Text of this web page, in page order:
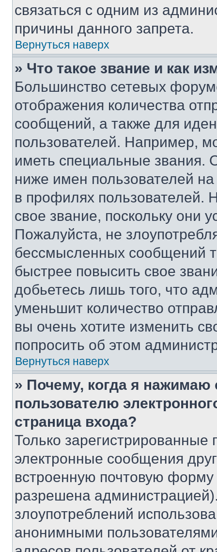
связаться с одним из
причины данного запрета.
Вернуться наверх
» Что такое звание и как
Большинство сетевых
отображения количества
сообщений, а также для
пользователей. Например,
иметь специальные звания.
ниже имен пользователей
в профилях
свое звание, поскольку они
Пожалуйста, не
бессмысленных сообщений
быстрее повысить свое
добьетесь лишь того, что
уменьшит количество
вы очень хотите изменить
попросить об этом
Вернуться наверх
» Почему, когда я нажимаю
пользователю
страница входа?
Только зарегистрированные
электронные сообщения
встроенную почтовую
разрешена
злоупотреблений
анонимными